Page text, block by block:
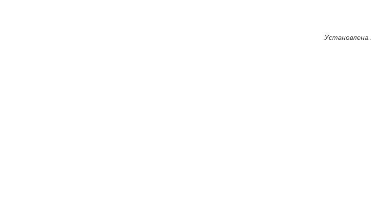
Установлена